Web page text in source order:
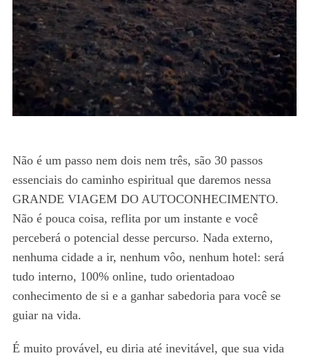
Não é um passo nem dois nem três, são 30 passos
essenciais do caminho espiritual que daremos nessa
GRANDE VIAGEM DO AUTOCONHECIMENTO.
Não é pouca coisa, reflita por um instante e você
perceberá o potencial desse percurso. Nada externo,
nenhuma cidade a ir, nenhum vôo, nenhum hotel: será
tudo interno, 100% online, tudo orientadoao
conhecimento de si e a ganhar sabedoria para você se
guiar na vida.
É muito provável, eu diria até inevitável, que sua vida